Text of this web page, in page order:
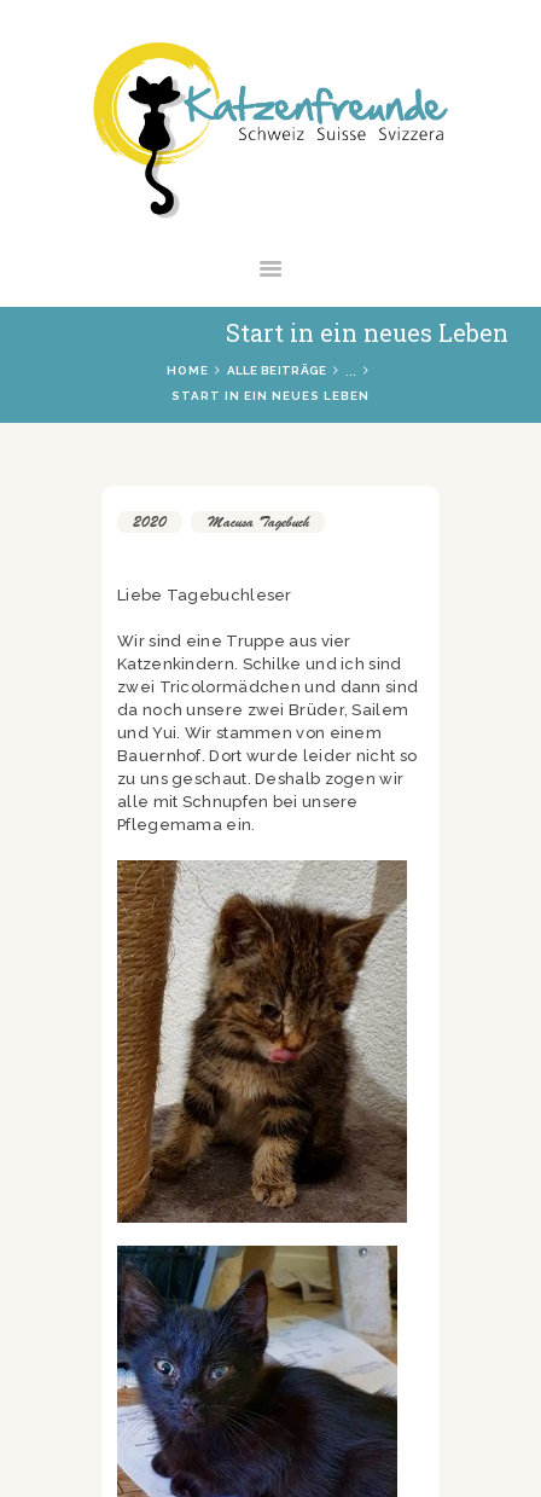
Start in ein neues Leben
HOME ALLE BEITRÄGE
START IN EIN NEUES LEBEN
NEWS
VERMITTLUNG
INTERESSANTES
SHOP
2020 Macusa Tagebuch
Liebe Tagebuchleser
Wir sind eine Truppe aus vier
Katzenkindern. Schilke und ich sind
zwei Tricolormädchen und dann sind
da noch unsere zwei Brüder, Sailem
und Yui. Wir stammen von einem
Bauernhof. Dort wurde leider nicht so
zu uns geschaut. Deshalb zogen wir
alle mit Schnupfen bei unsere
Pflegemama ein.